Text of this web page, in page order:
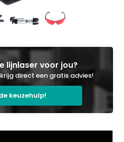
lijnlaser voor jou?
direct een gratis advies!
keuzehulp!